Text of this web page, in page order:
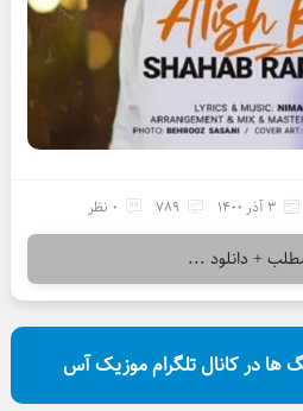
3 آذر 1400 789 0 نظر
+ دانلود ...
ها در کانال تلگرام موزیک آس